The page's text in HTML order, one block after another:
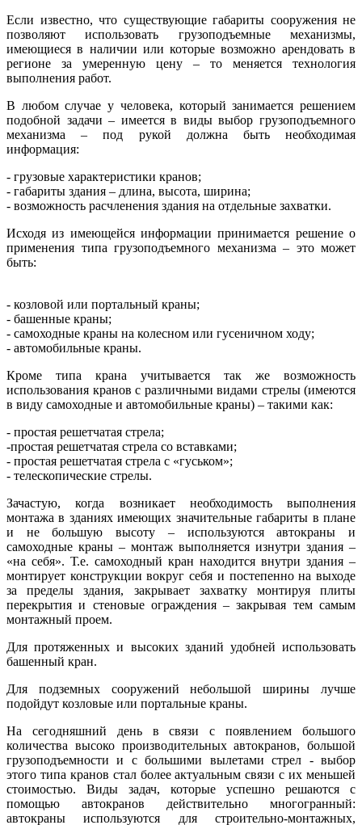
Если известно, что существующие габариты сооружения не
позволяют использовать грузоподъемные механизмы,
имеющиеся в наличии или которые возможно арендовать в
регионе за умеренную цену – то меняется технология
выполнения работ.
В любом случае у человека, который занимается решением
подобной задачи – имеется в виды выбор грузоподъемного
механизма – под рукой должна быть необходимая
информация:
- грузовые характеристики кранов;
- габариты здания – длина, высота, ширина;
- возможность расчленения здания на отдельные захватки.
Исходя из имеющейся информации принимается решение о
применения типа грузоподъемного механизма – это может
быть:
- козловой или портальный краны;
- башенные краны;
- самоходные краны на колесном или гусеничном ходу;
- автомобильные краны.
Кроме типа крана учитывается так же возможность
использования кранов с различными видами стрелы (имеются
в виду самоходные и автомобильные краны) – такими как:
- простая решетчатая стрела;
-простая решетчатая стрела со вставками;
- простая решетчатая стрела с «гуськом»;
- телескопические стрелы.
Зачастую, когда возникает необходимость выполнения
монтажа в зданиях имеющих значительные габариты в плане
и не большую высоту – используются автокраны и
самоходные краны – монтаж выполняется изнутри здания –
«на себя». Т.е. самоходный кран находится внутри здания –
монтирует конструкции вокруг себя и постепенно на выходе
за пределы здания, закрывает захватку монтируя плиты
перекрытия и стеновые ограждения – закрывая тем самым
монтажный проем.
Для протяженных и высоких зданий удобней использовать
башенный кран.
Для подземных сооружений небольшой ширины лучше
подойдут козловые или портальные краны.
На сегодняшний день в связи с появлением большого
количества высоко производительных автокранов, большой
грузоподъемности и с большими вылетами стрел - выбор
этого типа кранов стал более актуальным связи с их меньшей
стоимостью. Виды задач, которые успешно решаются с
помощью автокранов действительно многогранный:
автокраны используются для строительно-монтажных,